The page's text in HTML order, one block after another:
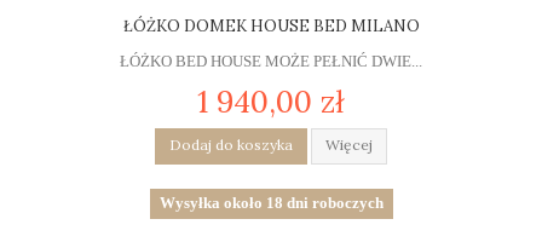
ŁÓŻKO DOMEK HOUSE BED MILANO
ŁÓŻKO BED HOUSE MOŻE PEŁNIĆ DWIE...
1 940,00 zł
Dodaj do koszyka Więcej
Wysyłka około 18 dni roboczych